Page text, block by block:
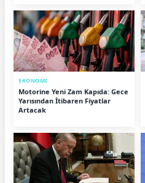
EKONOMİ
Motorine Yeni Zam Kapıda: Gece
Yarısından İtibaren Fiyatlar
Artacak